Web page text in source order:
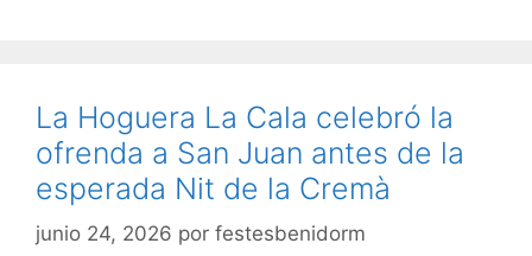
La Hoguera La Cala celebró la
ofrenda a San Juan antes de la
esperada Nit de la Cremà
junio 24, 2026 por festesbenidorm